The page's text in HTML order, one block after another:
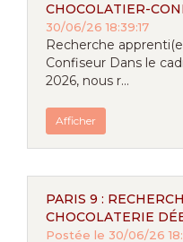
CHOCOLATIER-
30/06/26 18:39:17
Recherche
Confiseur Dans le
2026, nous r...
Afficher
PARIS 9 :
CHOCOLATERIE
Postée le 30/06/26